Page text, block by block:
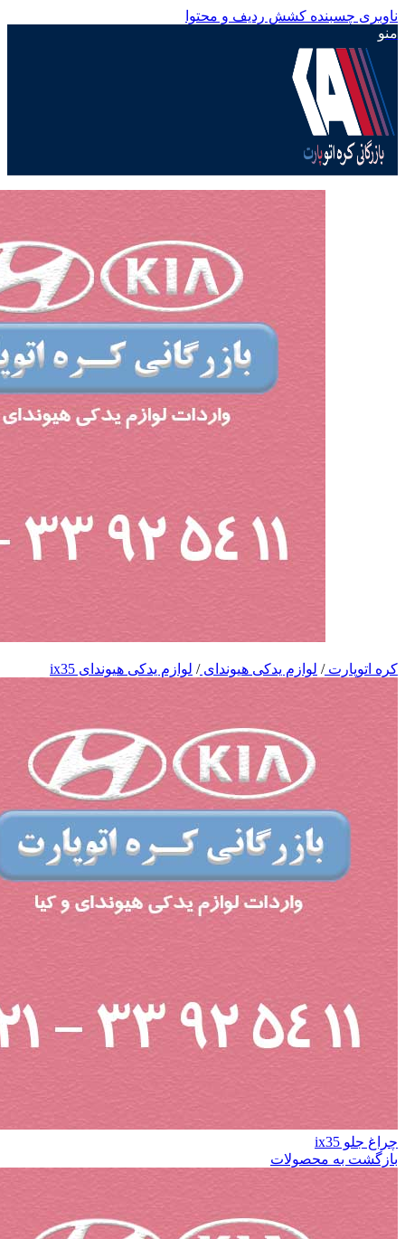
ناوبری چسبنده کشش ردیف و محتوا
منو
کره اتوپارت/ لوازم یدکی هیوندای/ لوازم یدکی هیوندای ix35
چراغ جلو ix35
بازگشت به محصولات